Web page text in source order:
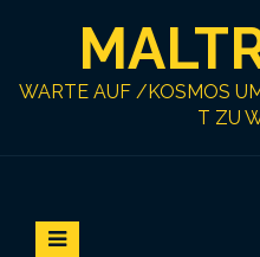
WARTE AUF /KOSMOS
T ZU